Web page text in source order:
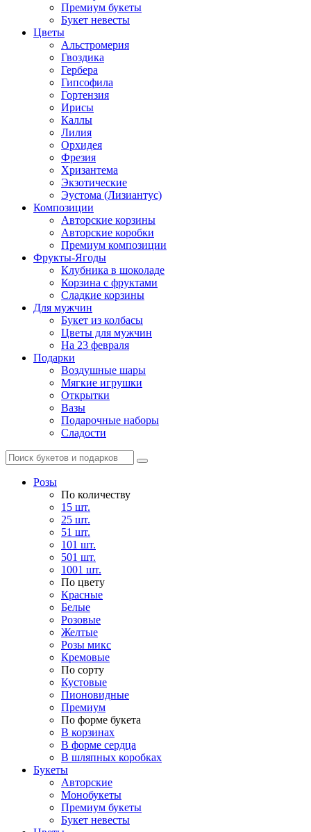
Премиум букеты
Букет невесты
Цветы
Альстромерия
Гвоздика
Гербера
Гипсофила
Гортензия
Ирисы
Каллы
Лилия
Орхидея
Фрезия
Хризантема
Экзотические
Эустома (Лизиантус)
Композиции
Авторские корзины
Авторские коробки
Премиум композиции
Фрукты-Ягоды
Клубника в шоколаде
Корзина с фруктами
Сладкие корзины
Для мужчин
Букет из колбасы
Цветы для мужчин
На 23 февраля
Подарки
Воздушные шары
Мягкие игрушки
Открытки
Вазы
Подарочные наборы
Сладости
Розы
По количеству
15 шт.
25 шт.
51 шт.
101 шт.
501 шт.
1001 шт.
По цвету
Красные
Белые
Розовые
Желтые
Розы микс
Кремовые
По сорту
Кустовые
Пионовидные
Премиум
По форме букета
В корзинах
В форме сердца
В шляпных коробках
Букеты
Авторские
Монобукеты
Премиум букеты
Букет невесты